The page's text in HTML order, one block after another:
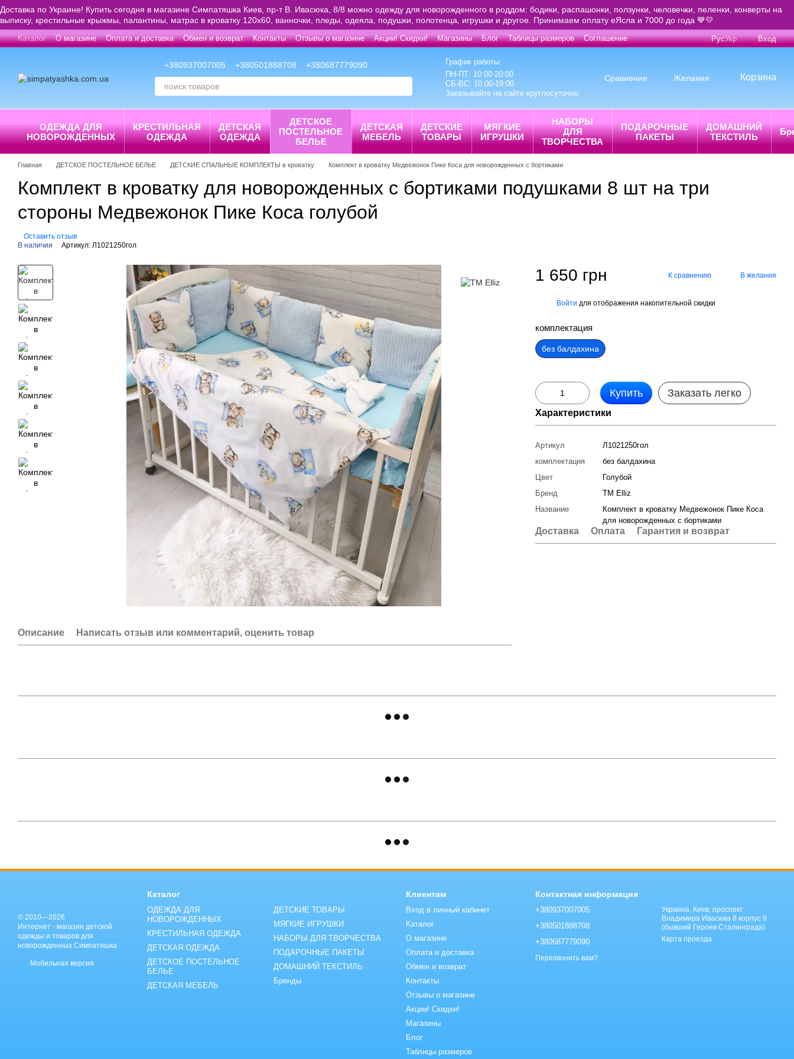
Перейти к основному контенту
Доставка по Украине! Купить сегодня в магазине Симпатяшка Киев, пр-т В. Ивасюка, 8/8 можно одежду для новорожденного в роддом: бодики, распашонки, ползунки, человечки, пеленки, конверты на
выписку, крестильные крыжмы, палантины, матрас в кроватку 120х60, ванночки, пледы, одеяла, подушки, полотенца, игрушки и другое. Принимаем оплату еЯсла и 7000 до года 💙💛
Каталог О магазине Оплата и доставка Обмен и возврат Контакты Отзывы о магазине Акции! Скидки! Магазины Блог Таблицы размеров Соглашение РусУкр Вход
+380937007005 +380501888708 +380687779090
График работы:
ПН-ПТ: 10:00-20:00
СБ-ВС: 10:00-19:00
Заказывайте на сайте круглосуточно
Сравнение Желания Корзина
ОДЕЖДА ДЛЯ
НОВОРОЖДЕННЫХ
КРЕСТИЛЬНАЯ
ОДЕЖДА
ДЕТСКАЯ
ОДЕЖДА
ДЕТСКОЕ
ПОСТЕЛЬНОЕ
БЕЛЬЕ
ДЕТСКАЯ
МЕБЕЛЬ
ДЕТСКИЕ
ТОВАРЫ
МЯГКИЕ
ИГРУШКИ
НАБОРЫ
ДЛЯ
ТВОРЧЕСТВА
ПОДАРОЧНЫЕ
ПАКЕТЫ
ДОМАШНИЙ
ТЕКСТИЛЬ
Главная ДЕТСКОЕ ПОСТЕЛЬНОЕ БЕЛЬЕ ДЕТСКИЕ СПАЛЬНЫЕ КОМПЛЕКТЫ в кроватку Комплект в кроватку Медвежонок Пике Коса для новорожденных с бортиками
Комплект в кроватку для новорожденных с бортиками подушками 8 шт на три
стороны Медвежонок Пике Коса голубой
Оставить отзыв
В наличии
Артикул: Л1021250гол
Описание Написать отзыв или комментарий, оценить товар
1 650 грн К сравнению В желания
Войти для отображения накопительной скидки
комплектация
без балдахина
Купить Заказать легко
Характеристики
Артикул
Л1021250гол
комплектация
без балдахина
Цвет
Голубой
Бренд
ТМ Elliz
Название
Комплект в кроватку Медвежонок Пике Коса
для новорожденных с бортиками
Доставка Оплата Гарантия и возврат
© 2010—2026
Интернет - магазин детской
одежды и товаров для
новорожденных Симпатяшка
Мобильная версия
Каталог
ОДЕЖДА ДЛЯ
НОВОРОЖДЕННЫХ
КРЕСТИЛЬНАЯ ОДЕЖДА
ДЕТСКАЯ ОДЕЖДА
ДЕТСКОЕ ПОСТЕЛЬНОЕ
БЕЛЬЕ
ДЕТСКАЯ МЕБЕЛЬ
ДЕТСКИЕ ТОВАРЫ
МЯГКИЕ ИГРУШКИ
НАБОРЫ ДЛЯ ТВОРЧЕСТВА
ПОДАРОЧНЫЕ ПАКЕТЫ
ДОМАШНИЙ ТЕКСТИЛЬ
Бренды
Клиентам
Вход в личный кабинет
Каталог
О магазине
Оплата и доставка
Обмен и возврат
Контакты
Отзывы о магазине
Акции! Скидки!
Магазины
Блог
Таблицы размеров
Контактная информация
+380937007005
+380501888708
+380687779090
Перезвонить вам?
Украина, Киев, проспект
Владимира Ивасюка 8 корпус 8
(бывший Героев Сталинграда)
Карта проезда